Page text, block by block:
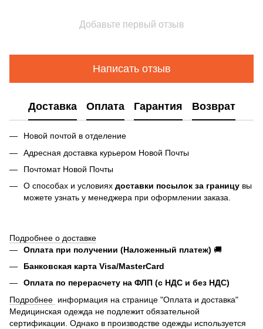
Добавьте первый отзыв
Написать отзыв
Доставка Оплата Гарантия Возврат
Новой почтой в отделение
Адресная доставка курьером Новой Почты
Почтомат Новой Почты
О способах и условиях доставки посылок за границу вы
можете узнать у менеджера при оформлении заказа.
Подробнее о доставке
Оплата при получении (Наложенный платеж) 🚚
Банковская карта Visa/MasterCard
Оплата по перерасчету на ФЛП (с НДС и без НДС)
Подробнее информация на странице "Оплата и доставка"
Медицинская одежда не подлежит обязательной
сертификации. Однако в производстве одежды используется